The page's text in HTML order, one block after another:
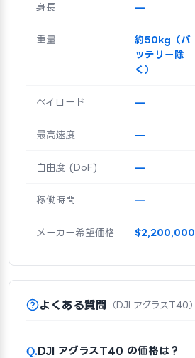
身長 —
重量
約50kg（バ
ッテリー除
く）
ペイロード —
最高速度 —
自由度 (DoF) —
稼働時間 —
メーカー希望価格 $2,200,000
よくある質問 （DJI アグラスT40）
Q.DJI アグラスT40 の価格は？